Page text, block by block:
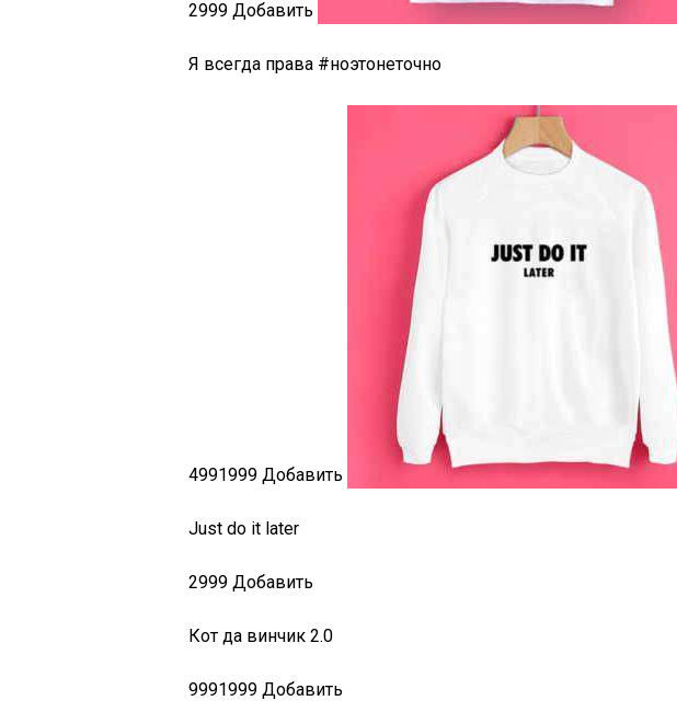
2999 Добавить
Я всегда права #ноэтонеточно
4991999 Добавить
Just do it later
2999 Добавить
Кот да винчик 2.0
9991999 Добавить